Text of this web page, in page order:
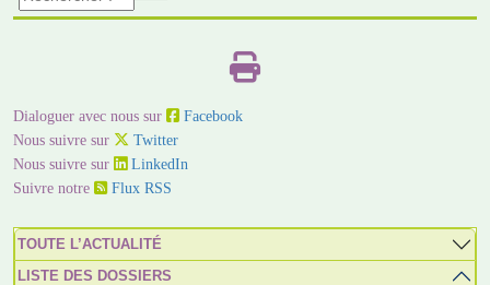
Dialoguer avec nous sur
Facebook
Nous suivre sur
Twitter
Nous suivre sur
LinkedIn
Suivre notre
Flux RSS
TOUTE L’ACTUALITÉ
LISTE DES DOSSIERS